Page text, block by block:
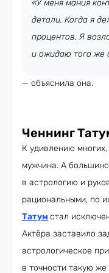
«У меня мания
детали. Когда я
процентов. Я
и ожидаю того же
— объяснила она.
Ченнинг
К удивлению
мужчина. А
в астрологию и
рациональными, по
Татум стал
Актёра заставило
астрологическое
в точности такую